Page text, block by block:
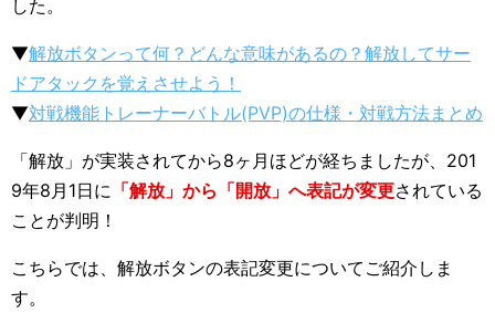
した。
▼解放ボタンって何？どんな意味があるの？解放してサー
ドアタックを覚えさせよう！
▼対戦機能トレーナーバトル(PVP)の仕様・対戦方法まとめ
「解放」が実装されてから8ヶ月ほどが経ちましたが、201
9年8月1日に 「解放」から「開放」へ表記が変更されている
ことが判明！
こちらでは、解放ボタンの表記変更についてご紹介しま
す。